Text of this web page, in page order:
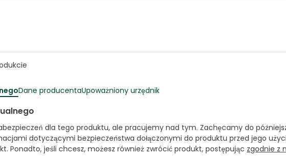
Dane producentaUpoważniony urzędnik
dla tego produktu, ale pracujemy nad tym. Zachęcamy do
dotyczącymi bezpieczeństwa dołączonymi do produktu przed jego
Ponadto, jeśli chcesz, możesz również zwrócić produkt, postępując zgodnie z